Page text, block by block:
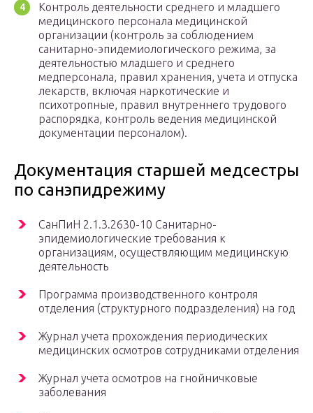
Контроль деятельности среднего и младшего
медицинского персонала медицинской
организации (контроль за соблюдением
санитарно-эпидемиологического режима, за
деятельностью младшего и среднего
медперсонала, правил хранения, учета и отпуска
лекарств, включая наркотические и
психотропные, правил внутреннего трудового
распорядка, контроль ведения медицинской
документации персоналом).
Документация старшей медсестры
по санэпидрежиму
СанПиН 2.1.3.2630-10 Санитарно-
эпидемиологические требования к
организациям, осуществляющим медицинскую
деятельность
Программа производственного контроля
отделения (структурного подразделения) на год
Журнал учета прохождения периодических
медицинских осмотров сотрудниками отделения
Журнал учета осмотров на гнойничковые
заболевания